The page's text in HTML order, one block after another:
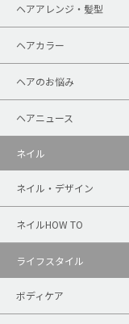
ヘアアレンジ・髪型
ヘアカラー
ヘアのお悩み
ヘアニュース
ネイル
ネイル・デザイン
ネイルHOW TO
ライフスタイル
ボディケア